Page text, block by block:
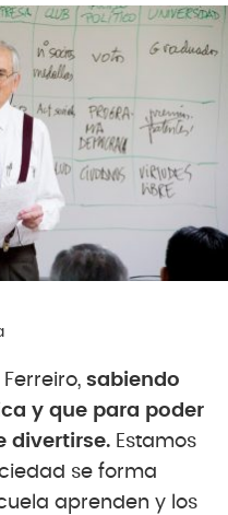
sabiendo
y que para poder
divertirse. Estamos
se forma
aprenden y los